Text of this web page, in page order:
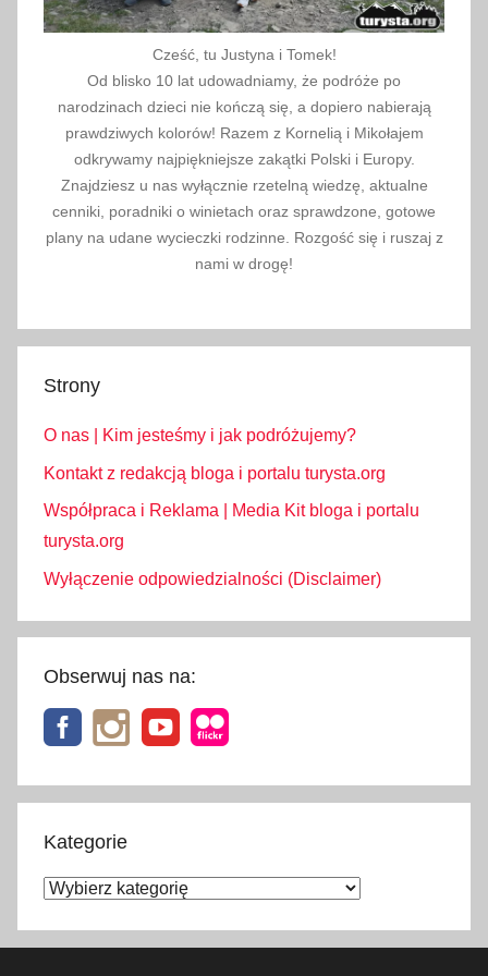
Cześć, tu Justyna i Tomek!
Od blisko 10 lat udowadniamy, że podróże po
narodzinach dzieci nie kończą się, a dopiero nabierają
prawdziwych kolorów! Razem z Kornelią i Mikołajem
odkrywamy najpiękniejsze zakątki Polski i Europy.
Znajdziesz u nas wyłącznie rzetelną wiedzę, aktualne
cenniki, poradniki o winietach oraz sprawdzone, gotowe
plany na udane wycieczki rodzinne. Rozgość się i ruszaj z
nami w drogę!
Strony
O nas | Kim jesteśmy i jak podróżujemy?
Kontakt z redakcją bloga i portalu turysta.org
Współpraca i Reklama | Media Kit bloga i portalu
turysta.org
Wyłączenie odpowiedzialności (Disclaimer)
Obserwuj nas na:
Kategorie
Kategorie